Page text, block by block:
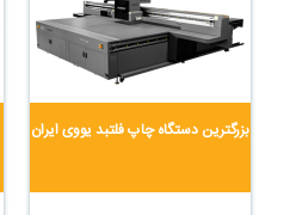
بزرگترین دستگاه چاپ فلتبد یووی ایران